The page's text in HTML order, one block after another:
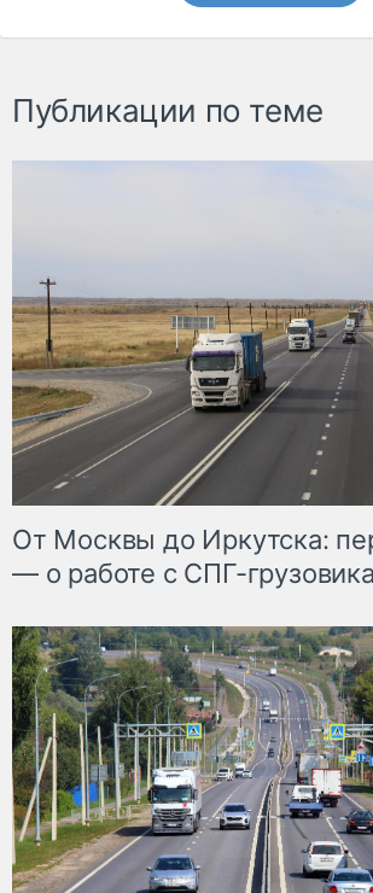
Публикации по теме
От Москвы до Иркутска:
— о работе с СПГ-